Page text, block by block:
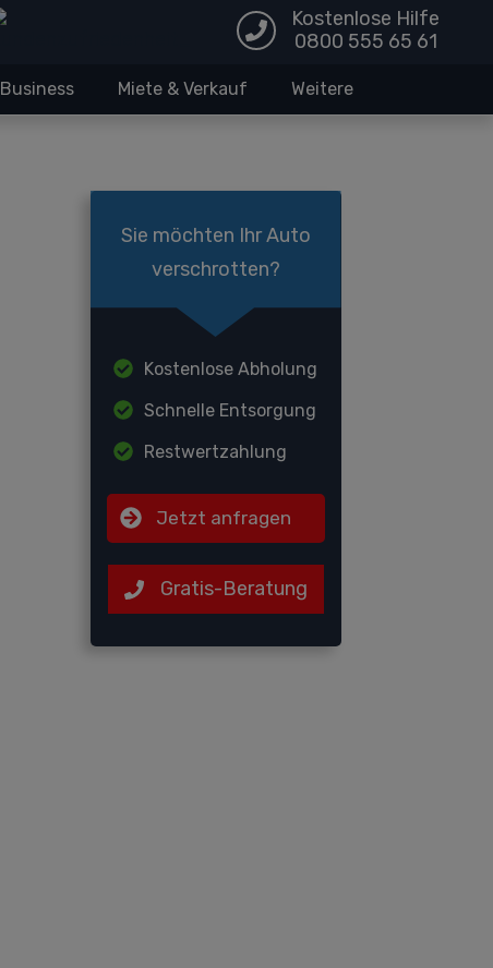
Kostenlose Hilfe
0800 555 65 61
Business Miete & Verkauf Weitere
Sie möchten Ihr Auto
verschrotten?
Kostenlose Abholung
Schnelle Entsorgung
Restwertzahlung
Jetzt anfragen
Gratis-Beratung